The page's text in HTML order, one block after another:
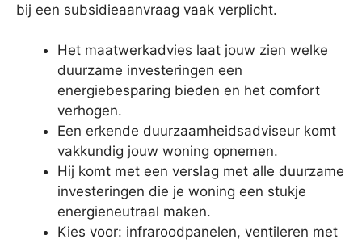
bij een subsidieaanvraag vaak verplicht.
Het maatwerkadvies laat jouw zien welke
duurzame investeringen een
energiebesparing bieden en het comfort
verhogen.
Een erkende duurzaamheidsadviseur komt
vakkundig jouw woning opnemen.
Hij komt met een verslag met alle duurzame
investeringen die je woning een stukje
energieneutraal maken.
Kies voor: infraroodpanelen, ventileren met